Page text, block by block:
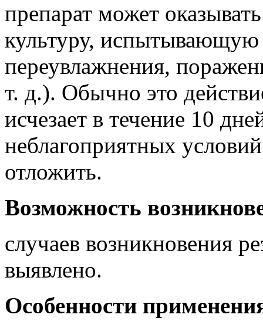
препарат может
культуру, испытывающую
переувлажнения,
т. д.). Обычно это
исчезает в течение 10
неблагоприятных
отложить.
Возможность
случаев возникновения
выявлено.
Особенности